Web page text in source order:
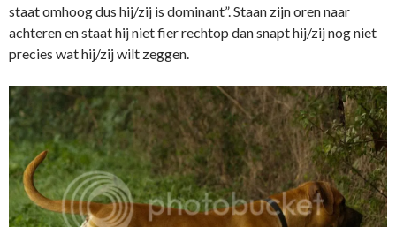
staat omhoog dus hij/zij is dominant”. Staan zijn oren naar
achteren en staat hij niet fier rechtop dan snapt hij/zij nog niet
precies wat hij/zij wilt zeggen.